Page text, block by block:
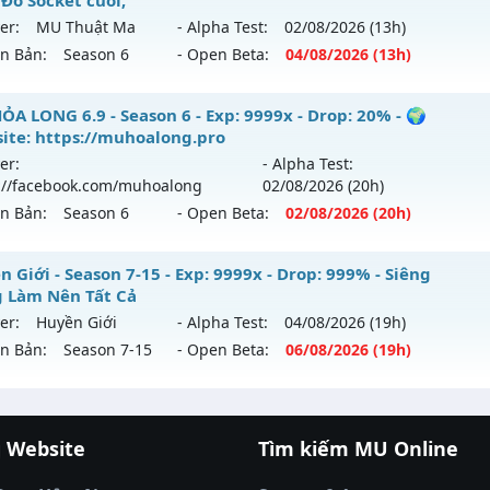
GameGuard
ra tháng 08 2026 - Mở máy chủBOSS 24/7 SĂN WCOINC
06/08/2626
Reset In Game
Mu Nguyên bản Webzen
KHÔNG THỂ HACK
MU Thuật Ma - Alpha Test: 02/08/2026 (13h)
Bản:
Season 6 - Open Beta: 04/08/2026 (13h)
Thuật Ma - Săn Boss nhận Xu & Đồ Socket cuối,
mới ra tháng 08 2026 - Mở máy chủ
MU Thuật Ma
200x - Drop: 30%
loại: Mu Nguyên bản Webzen
VietGuard
LONG 6.9 - Season 6 - Exp: 9999x - Drop: 20% - 🌍
https://muhoalong.pro
facebook.com/muhoalong
- Alpha Test:
02/08/2026 (20h)
Bản:
Season 6 - Open Beta: 02/08/2026 (20h)
LONG 6.9 - 🌍 Website: https://muhoalong.pro
ra tháng 08 2026 - Mở máy chủ https://facebook.com/
02/08/2626
Non Reset
Mu Nguyên bản Webzen
Giới - Season 7-15 - Exp: 9999x - Drop: 999% - Siêng
Làm Nên Tất Cả
Huyền Giới - Alpha Test: 04/08/2026 (19h)
Bản:
Season 7-15 - Open Beta: 06/08/2026 (19h)
Giới - Siêng Năng Làm Nên Tất Cả
mới ra tháng 08 2026 - Mở máy chủHuyền Giớivào 19h
đổi thưởng |789club |789club
Website Tìm kiếm MU Online